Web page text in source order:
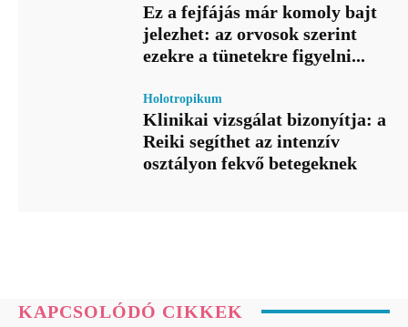
Ez a fejfájás már komoly bajt
jelezhet: az orvosok szerint
ezekre a tünetekre figyelni...
Holotropikum
Klinikai vizsgálat bizonyítja: a
Reiki segíthet az intenzív
osztályon fekvő betegeknek
KAPCSOLÓDÓ CIKKEK